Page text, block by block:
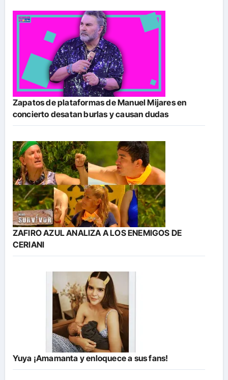
Zapatos de plataformas de Manuel Mijares en
concierto desatan burlas y causan dudas
ZAFIRO AZUL ANALIZA A LOS ENEMIGOS DE
CERIANI
Yuya ¡Amamanta y enloquece a sus fans!